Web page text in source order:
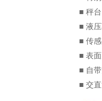
■ 秤
■ 液
■ 传
■ 表
■ 自
■ 交